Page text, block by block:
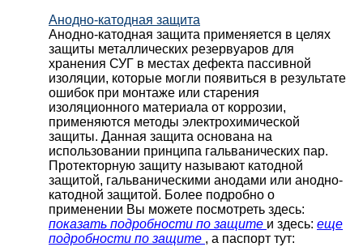
Анодно-катодная защита
Анодно-катодная защита применяется в целях
защиты металлических резервуаров для
хранения СУГ в местах дефекта пассивной
изоляции, которые могли появиться в результате
ошибок при монтаже или старения
изоляционного материала от коррозии,
применяются методы электрохимической
защиты. Данная защита основана на
использовании принципа гальванических пар.
Протекторную защиту называют катодной
защитой, гальваническими анодами или анодно-
катодной защитой. Более подробно о
применении Вы можете посмотреть здесь:
показать подробности по защите и здесь: еще
подробности по защите , а паспорт тут: